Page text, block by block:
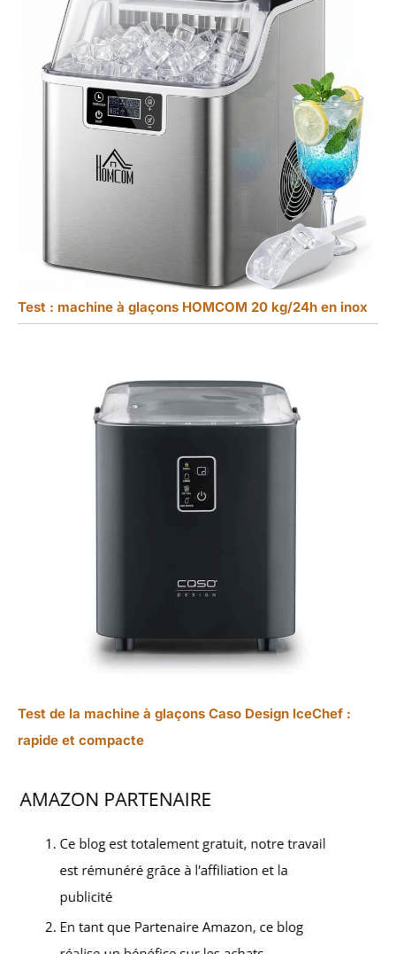
Test : machine à glaçons HOMCOM 20 kg/24h en inox
Test de la machine à glaçons Caso Design IceChef :
rapide et compacte